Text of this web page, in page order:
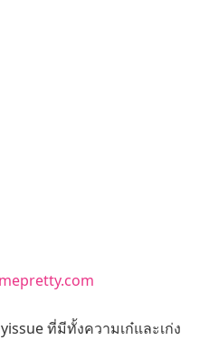
ที่มีทั้งความเก๋และเก่ง